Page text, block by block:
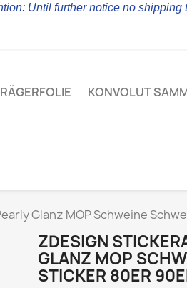
Until further notice no shipping
KONVOLUT
Glanz MOP Schweine
ZDESIGN
GLANZ MOP
TICKER 80ER 90ER